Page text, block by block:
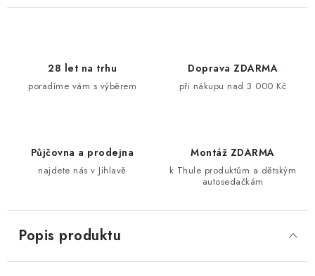
28 let na trhu
poradíme vám s výběrem
Doprava ZDARMA
při nákupu nad 3 000 Kč
Půjčovna a prodejna
najdete nás v Jihlavě
Montáž ZDARMA
k Thule produktům a dětským
autosedačkám
Popis produktu